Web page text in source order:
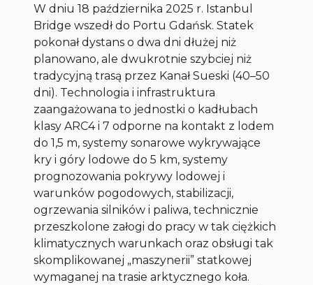
W dniu 18 października 2025 r. Istanbul
Bridge wszedł do Portu Gdańsk. Statek
pokonał dystans o dwa dni dłużej niż
planowano, ale dwukrotnie szybciej niż
tradycyjną trasą przez Kanał Sueski (40–50
dni). Technologia i infrastruktura
zaangażowana to jednostki o kadłubach
klasy ARC4 i 7 odporne na kontakt z lodem
do 1,5 m, systemy sonarowe wykrywające
kry i góry lodowe do 5 km, systemy
prognozowania pokrywy lodowej i
warunków pogodowych, stabilizacji,
ogrzewania silników i paliwa, technicznie
przeszkolone załogi do pracy w tak ciężkich
klimatycznych warunkach oraz obsługi tak
skomplikowanej „maszynerii” statkowej
wymaganej na trasie arktycznego koła.